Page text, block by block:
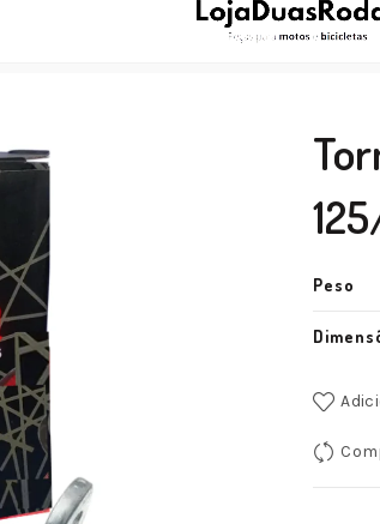
Boias e Bombas de Combustível Torneira da
Peso